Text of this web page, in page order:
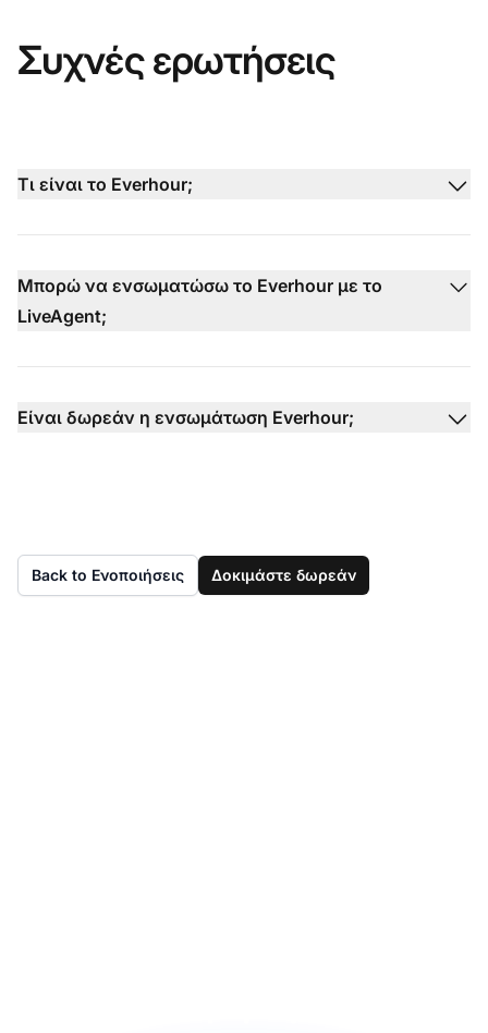
Συχνές ερωτήσεις
Τι είναι το Everhour;
Μπορώ να ενσωματώσω το Everhour με το
LiveAgent;
Είναι δωρεάν η ενσωμάτωση Everhour;
Back to Ενοποιήσεις Δοκιμάστε δωρεάν